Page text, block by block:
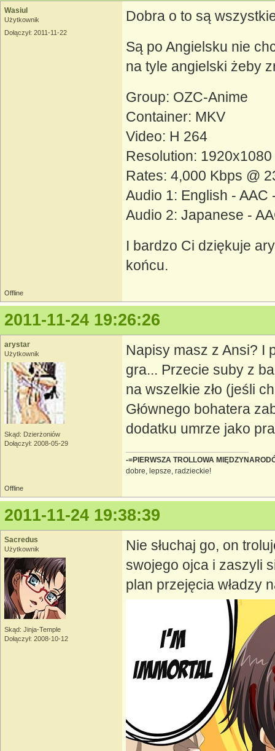
Wasiul
Użytkownik
Dołączył: 2011-11-22
Dobra o to są
Są po Angielsku nie
na tyle angielski żeby
Group: OZC-Anime
Container: MKV
Video: H 264
Resolution:
Rates: 4,000 Kbps @
Audio 1: English -
Audio 2: Japanese -
I bardzo Ci dziękuje
końcu.
Offline
2011-11-24 19:26:26
arystar
Użytkownik
Skąd: Dzierżoniów
Dołączył: 2008-05-29
Napisy masz z Ansi? I
gra... Przecie suby z
na wszelkie zło (jeśli
Głównego bohatera
dodatku umrze jako
-=PIERWSZA TROLLOWA
dobre, lepsze, radzieckie!
Offline
2011-11-24 19:38:39
Sacredus
Użytkownik
Skąd: Jinja-Temple
Dołączył: 2008-10-12
Nie słuchaj go, on
swojego ojca i zaszyli
plan przejęcia władzy